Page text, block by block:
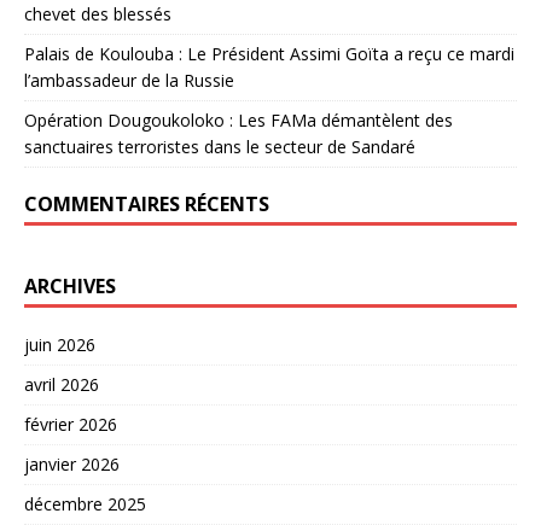
chevet des blessés
Palais de Koulouba : Le Président Assimi Goïta a reçu ce mardi
l’ambassadeur de la Russie
Opération Dougoukoloko : Les FAMa démantèlent des
sanctuaires terroristes dans le secteur de Sandaré
COMMENTAIRES RÉCENTS
ARCHIVES
juin 2026
avril 2026
février 2026
janvier 2026
décembre 2025